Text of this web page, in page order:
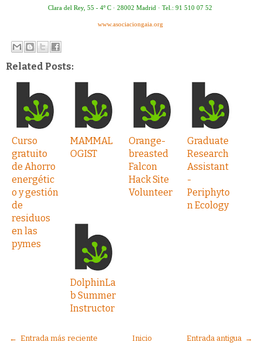
Clara del Rey, 55 - 4º C · 28002 Madrid · Tel.: 91 510 07 52
www.asociaciongaia.org
Related Posts:
Curso
gratuito
de Ahorro
energétic
o y gestión
de
residuos
en las
pymes
MAMMAL
OGIST
Orange-
breasted
Falcon
Hack Site
Volunteer
Graduate
Research
Assistant
-
Periphyto
n Ecology
DolphinLa
b Summer
Instructor
← Entrada más reciente Entrada antigua →
Inicio